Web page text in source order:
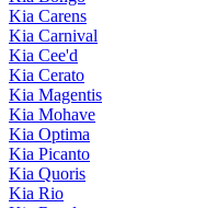
Kia Carens
Kia Carnival
Kia Cee'd
Kia Cerato
Kia Magentis
Kia Mohave
Kia Optima
Kia Picanto
Kia Quoris
Kia Rio